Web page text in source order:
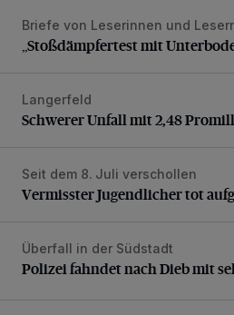
„Stoßdämpfertest mit
Briefe von Leserinnen und
„Stoßdämpfertest mit
Schwerer Unfall mit 2,48 Promille
Langerfeld
Schwerer Unfall mit 2,48
Vermisster Jugendlicher tot
Seit dem 8. Juli verschollen
Vermisster Jugendlicher tot
Polizei fahndet nach Dieb mit
Überfall in der Südstadt
Polizei fahndet nach Dieb mit